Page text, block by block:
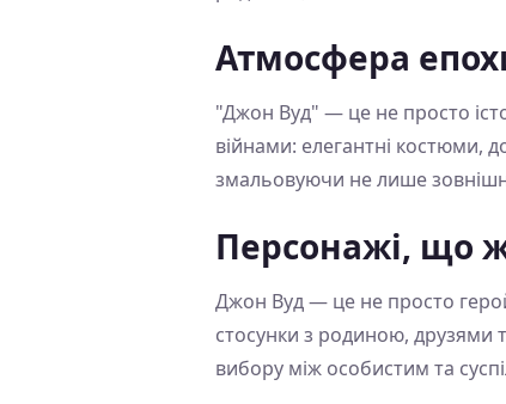
Атмосфера
"Джон Вуд" — це не просто
війнами: елегантні костюми,
змальовуючи не лише
Персонажі, що
Джон Вуд — це не просто
стосунки з родиною, друзями
вибору між особистим та